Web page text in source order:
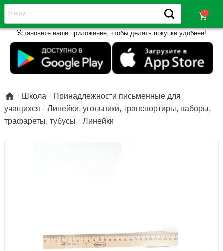
shopping_cart
Установите наше приложение, чтобы делать покупки удобнее!
 Школа
Принадлежности письменные для
учащихся
Линейки, угольники, транспортиры, наборы,
трафареты, тубусы
Линейки